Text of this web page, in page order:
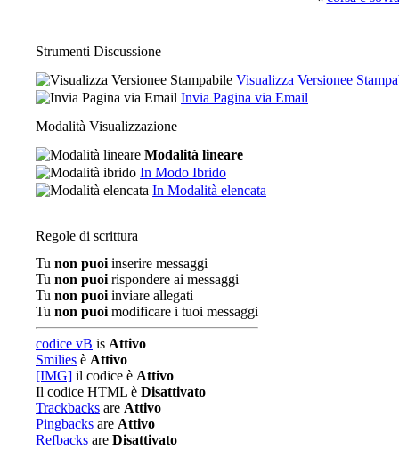
Strumenti Discussione
Visualizza Versionee
Invia Pagina via Email
Modalità Visualizzazione
Modalità lineare
In Modo Ibrido
In Modalità elencata
Regole di scrittura
Tu non puoi inserire messaggi
Tu non puoi rispondere ai messaggi
Tu non puoi inviare allegati
Tu non puoi modificare i tuoi messaggi
codice vB is Attivo
Smilies è Attivo
[IMG] il codice è Attivo
Il codice HTML è Disattivato
Trackbacks are Attivo
Pingbacks are Attivo
Refbacks are Disattivato